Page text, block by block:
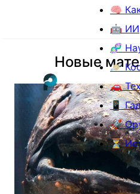
🧠
🤖 ИИ
🧬
🪐
🚗
📱
🚀
⏳
Новые